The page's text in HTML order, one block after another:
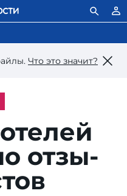
Что это значит?
от­зы­